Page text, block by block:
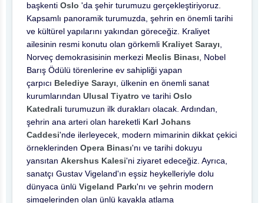
başkenti Oslo 'da şehir turumuzu gerçekleştiriyoruz.
Kapsamlı panoramik turumuzda, şehrin en önemli tarihi
ve kültürel yapılarını yakından göreceğiz. Kraliyet
ailesinin resmi konutu olan görkemli Kraliyet Sarayı
Norveç demokrasisinin merkezi Meclis Binası , Nobel
Barış Ödülü törenlerine ev sahipliği yapan
çarpıcı Belediye Sarayı , ülkenin en önemli sanat
kurumlarından Ulusal Tiyatro ve tarihi Oslo
Katedrali turumuzun ilk durakları olacak. Ardından,
şehrin ana arteri olan hareketli Karl Johans
Caddesi'nde ilerleyecek, modern mimarinin dikkat çekici
örneklerinden Opera Binası'nı ve tarihi dokuyu
yansıtan Akershus Kalesi'ni ziyaret edeceğiz. Ayrıca,
sanatçı Gustav Vigeland'ın eşsiz heykelleriyle dolu
dünyaca ünlü Vigeland Parkı'nı ve şehrin modern
simgelerinden olan ünlü kayakla atlama